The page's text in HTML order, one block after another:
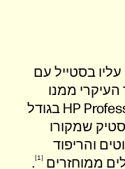
בסטייל עם
ממנו
מיוצר תיק המחשב הנייד HP Professional בגודל
הוא קרוב ל-100% פלסטיק שמקורו
והריפוד
ממוחזרים 1
.